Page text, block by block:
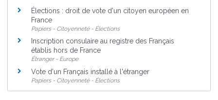
Élections : droit de vote d'un citoyen européen en
France
Papiers - Citoyenneté - Élections
Inscription consulaire au registre des Français
établis hors de France
Étranger - Europe
Vote d'un Français installé à l'étranger
Papiers - Citoyenneté - Élections